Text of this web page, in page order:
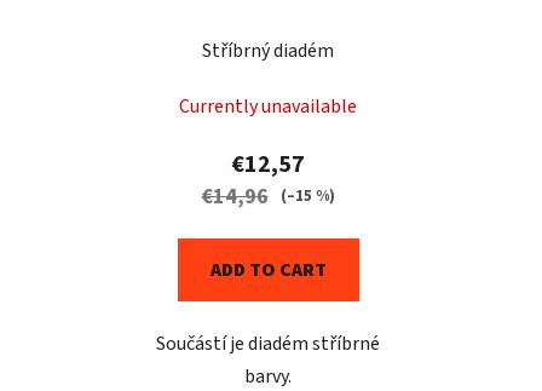
Stříbrný diadém
Currently unavailable
€12,57
€14,96 (–15 %)
ADD TO CART
Součástí je diadém stříbrné
barvy.